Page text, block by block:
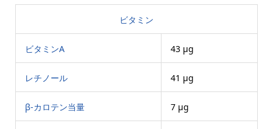
ビタミン
ビタミンA 43 μg
レチノール 41 μg
β-カロテン当量 7 μg